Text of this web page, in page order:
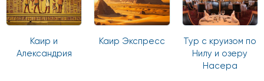
Каир и
Александрия
Каир Экспресс
Тур с круизом по
Нилу и озеру
Насера